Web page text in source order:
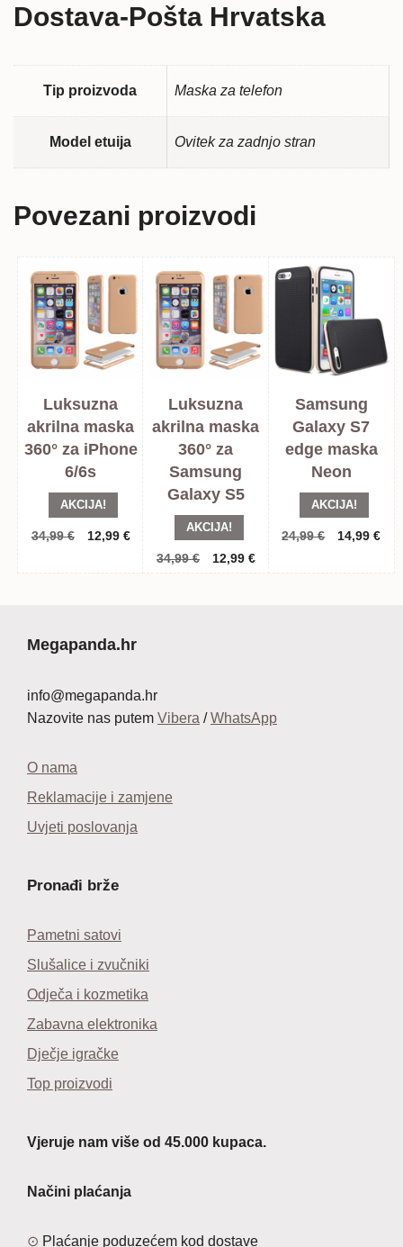
Dostava-Pošta Hrvatska
Tip proizvoda Maska za telefon
Model etuija Ovitek za zadnjo stran
Povezani proizvodi
Luksuzna
akrilna maska
360° za iPhone
6/6s
AKCIJA!
34,99€
Izvorna
12,99 €Trenutna
cijena
Luksuzna
akrilna maska
360° za
Samsung
Galaxy S5
AKCIJA!
34,99€
Izvorna
12,99 €Trenutna
Samsung
Galaxy S7
edge maska
Neon
AKCIJA!
24,99€
Izvorna
14,99€
Megapanda.hr
info@megapanda.hr
Nazovite nas putem Vibera /WhatsApp
O nama
Reklamacije i zamjene
Uvjeti poslovanja
Pronađi brže
Pametni satovi
Slušalice i zvučniki
Odječa i kozmetika
Zabavna elektronika
Dječje igračke
Top proizvodi
Vjeruje nam više od 45.000 kupaca.
Načini plaćanja
Plaćanje poduzećem kod dostave